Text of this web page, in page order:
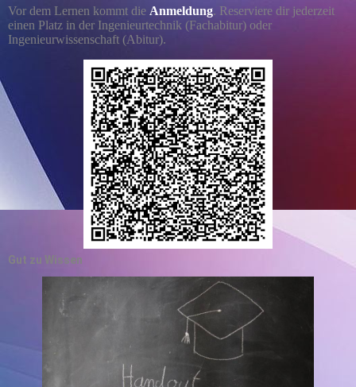
Vor dem Lernen kommt die Anmeldung. Reserviere dir jederzeit
einen Platz in der Ingenieurtechnik (Fachabitur) oder
Ingenieurwissenschaft (Abitur).
Gut zu Wissen